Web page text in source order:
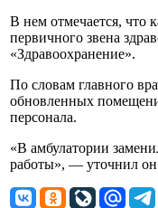
В нем отмечается, что
первичного звена
«Здравоохранение».
По словам главного
обновленных
персонала.
«В амбулатории
работы», — уточнил